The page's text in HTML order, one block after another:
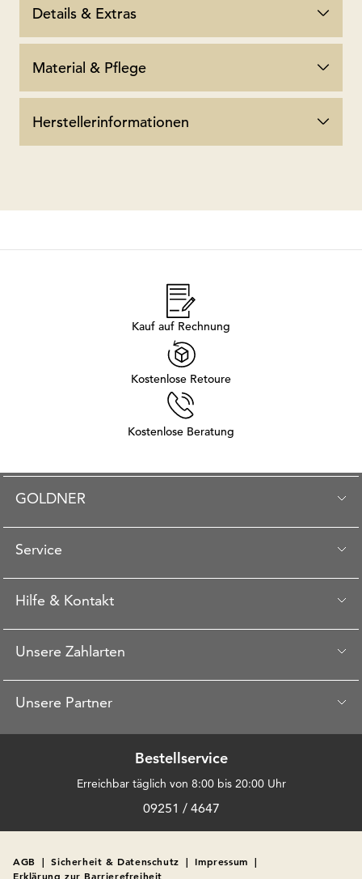
Details & Extras
Material & Pflege
Herstellerinformationen
Kauf auf Rechnung
Kostenlose Retoure
Kostenlose Beratung
GOLDNER
Service
Hilfe & Kontakt
Unsere Zahlarten
Unsere Partner
Bestellservice
Erreichbar täglich von 8:00 bis 20:00 Uhr
09251 / 4647
AGB | Sicherheit & Datenschutz | Impressum |
Erklärung zur Barrierefreiheit